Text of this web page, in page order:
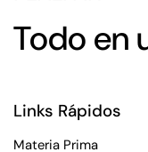
Todo en
Links Rápidos
Materia Prima